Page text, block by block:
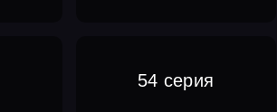
54 серия